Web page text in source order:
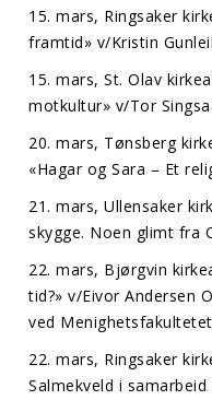
15. mars, Ringsaker
framtid» v/Kristin
15. mars, St. Olav
motkultur» v/Tor
20. mars, Tønsberg
«Hagar og Sara – Et
21. mars, Ullensaker
skygge. Noen glimt fra
22. mars, Bjørgvin
tid?» v/Eivor Andersen
ved
22. mars, Ringsaker
Salmekveld i